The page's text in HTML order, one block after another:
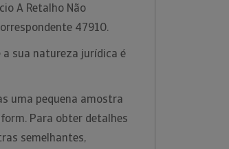
A Retalho Não
47910.
a sua natureza jurídica é
uma pequena amostra
Para obter detalhes
semelhantes,